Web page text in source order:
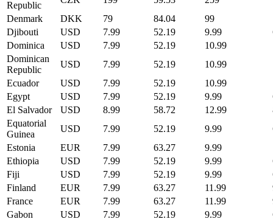
Republic
Denmark
DKK 79 84.04 99
Djibouti
USD 7.99 52.19 9.99
Dominica
USD 7.99 52.19 10.99
Dominican
Republic
USD 7.99 52.19 10.99
Ecuador
USD 7.99 52.19 10.99
Egypt
USD 7.99 52.19 9.99
El Salvador
USD 8.99 58.72 12.99
Equatorial
Guinea
USD 7.99 52.19 9.99
Estonia
EUR 7.99 63.27 9.99
Ethiopia
USD 7.99 52.19 9.99
Fiji
USD 7.99 52.19 9.99
Finland
EUR 7.99 63.27 11.99
France
EUR 7.99 63.27 11.99
Gabon
USD 7.99 52.19 9.99